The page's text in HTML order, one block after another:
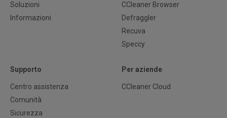
Soluzioni
Informazioni
CCleaner Browser
Defraggler
Recuva
Speccy
Supporto
Centro assistenza
Comunità
Sicurezza
Per aziende
CCleaner Cloud